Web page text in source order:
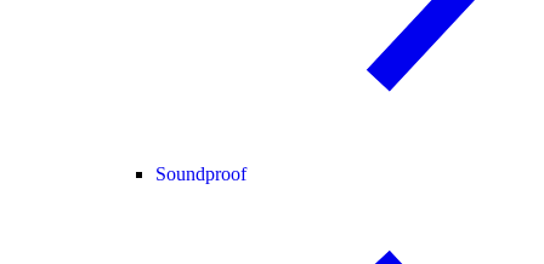
Soundproof